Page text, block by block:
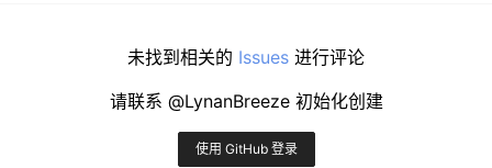
未找到相关的 Issues 进行评论
请联系 @LynanBreeze 初始化创建
使用 GitHub 登录